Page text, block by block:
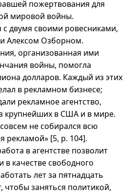
пожертвования для
мировой войны.
двумя своими ровесниками,
Алексом Озборном.
организованная ими
войны, помогла
долларов. Каждый из этих
в рекламном бизнесе;
рекламное агентство,
крупнейших в США и в мире.
не собирался всю
рекламой» [5, p. 104].
в агентстве позволит
в качестве свободного
лет за пятнадцать
чтобы заняться политикой,